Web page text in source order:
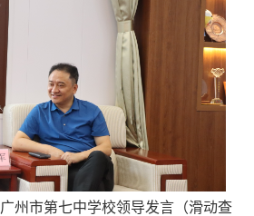
广州市第七中学校领导发言（滑动查